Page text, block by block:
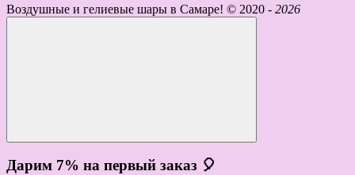
Воздушные и гелиевые шары в Самаре! © 2020 - 2026
Дарим 7% на первый заказ 🎈